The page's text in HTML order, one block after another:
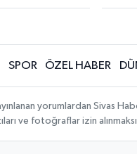
SPOR ÖZEL HABER
yorumlardan Sivas
ve fotoğraflar izin